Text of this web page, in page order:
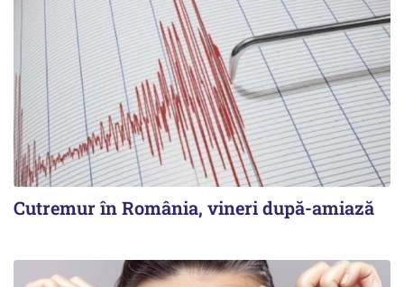
Cutremur în România, vineri după-amiază